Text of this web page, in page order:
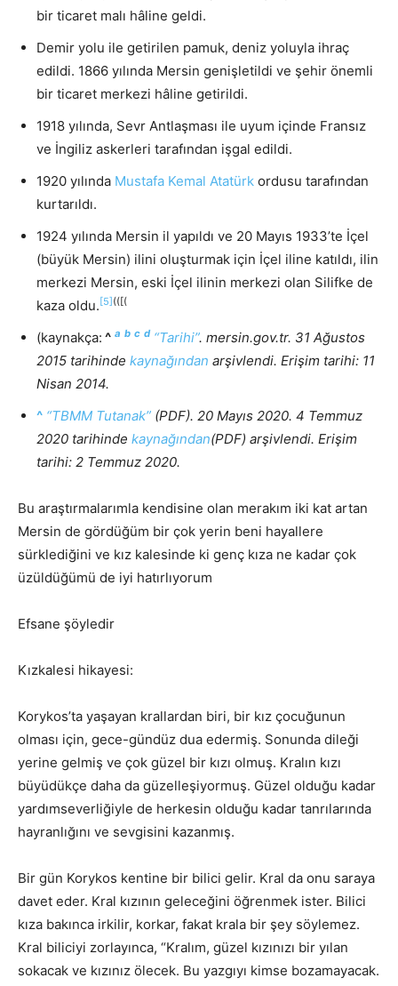
bir ticaret malı hâline geldi.
Demir yolu ile getirilen pamuk, deniz yoluyla ihraç
edildi. 1866 yılında Mersin genişletildi ve şehir önemli
bir ticaret merkezi hâline getirildi.
1918 yılında, Sevr Antlaşması ile uyum içinde Fransız
ve İngiliz askerleri tarafından işgal edildi.
1920 yılında Mustafa Kemal Atatürk ordusu tarafından
kurtarıldı.
1924 yılında Mersin il yapıldı ve 20 Mayıs 1933’te İçel
(büyük Mersin) ilini oluşturmak için İçel iline katıldı, ilin
merkezi Mersin, eski İçel ilinin merkezi olan Silifke de
kaza oldu. [5] (([(
(kaynakça: ^ a b c d “Tarihi”. mersin.gov.tr. 31 Ağustos
2015 tarihinde kaynağından arşivlendi. Erişim tarihi: 11
Nisan 2014.
^ “TBMM Tutanak” (PDF). 20 Mayıs 2020. 4 Temmuz
2020 tarihinde kaynağından(PDF) arşivlendi. Erişim
tarihi: 2 Temmuz 2020.
Bu araştırmalarımla kendisine olan merakım iki kat artan
Mersin de gördüğüm bir çok yerin beni hayallere
sürklediğini ve kız kalesinde ki genç kıza ne kadar çok
üzüldüğümü de iyi hatırlıyorum
Efsane şöyledir
Kızkalesi hikayesi:
Korykos’ta yaşayan krallardan biri, bir kız çocuğunun
olması için, gece-gündüz dua edermiş. Sonunda dileği
yerine gelmiş ve çok güzel bir kızı olmuş. Kralın kızı
büyüdükçe daha da güzelleşiyormuş. Güzel olduğu kadar
yardımseverliğiyle de herkesin olduğu kadar tanrılarında
hayranlığını ve sevgisini kazanmış.
Bir gün Korykos kentine bir bilici gelir. Kral da onu saraya
davet eder. Kral kızının geleceğini öğrenmek ister. Bilici
kıza bakınca irkilir, korkar, fakat krala bir şey söylemez.
Kral biliciyi zorlayınca, “Kralım, güzel kızınızı bir yılan
sokacak ve kızınız ölecek. Bu yazgıyı kimse bozamayacak.